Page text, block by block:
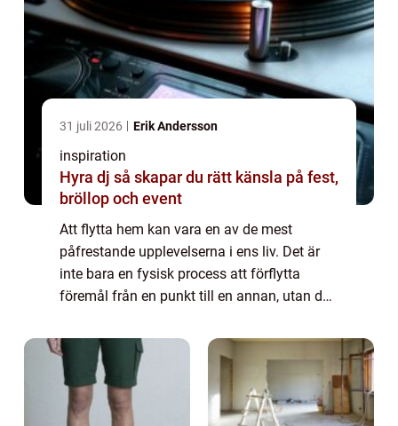
31 juli 2026 Erik Andersson
inspiration
Hyra dj så skapar du rätt känsla på fest,
bröllop och event
Att flytta hem kan vara en av de mest
påfrestande upplevelserna i ens liv. Det är
inte bara en fysisk process att förflytta
föremål från en punkt till en annan, utan det